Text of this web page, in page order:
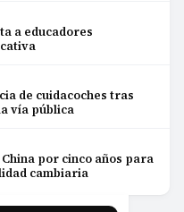
a educadores
de cuidacoches tras
vía pública
por cinco años para
cambiaria